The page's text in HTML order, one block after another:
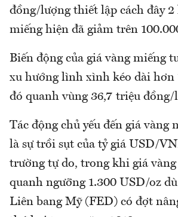
đồng/lượng thiết lập cách đây 2
miếng hiện đã giảm trên
Biến động của giá vàng miếng
xu hướng lình xình kéo dài hơn
đó quanh vùng 36,7 triệu đồng/
Tác động chủ yếu đến giá vàng
là sự trồi sụt của tỷ giá USD/
trường tự do, trong khi giá
quanh ngưỡng 1.300 USD/oz
Liên bang Mỹ (FED) có đợt